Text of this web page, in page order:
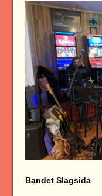
Bandet Slagsida